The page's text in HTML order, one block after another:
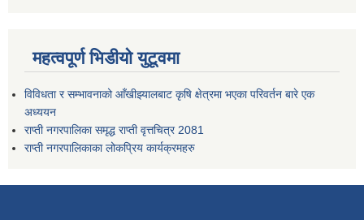
महत्वपूर्ण भिडीयो युटूवमा
विविधता र सम्भावनाको आँखीझ्यालबाट कृषि क्षेत्रमा भएका परिवर्तन बारे एक
अध्ययन
राप्ती नगरपालिका समृद्ध राप्ती वृत्तचित्र 2081
राप्ती नगरपालिकाका लोकप्रिय कार्यक्रमहरु